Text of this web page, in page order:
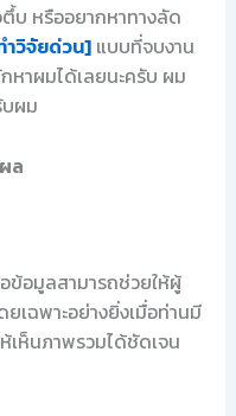
บ หรืออยากหาทางลัด
วิจัยด่วน]แบบที่จบงาน
หาผมได้เลยนะครับ ผม
ผม
ล
ข้อมูลสามารถช่วยให้ผู้
เฉพาะอย่างยิ่งเมื่อท่านมี
เห็นภาพรวมได้ชัดเจน